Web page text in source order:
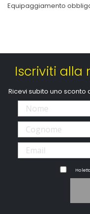
Equipaggiamento
Iscriviti alla
Ricevi subito uno sconto
Ho